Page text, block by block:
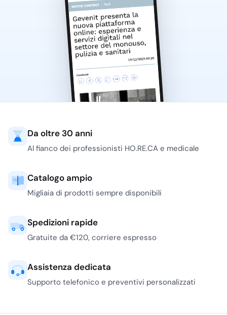
Da oltre 30 anni
Al fianco dei professionisti HO.RE.CA e medicale
Catalogo ampio
Migliaia di prodotti sempre disponibili
Spedizioni rapide
Gratuite da €120, corriere espresso
Assistenza dedicata
Supporto telefonico e preventivi personalizzati